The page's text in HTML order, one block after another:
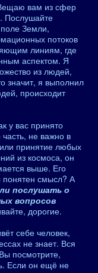
вам из сфер
Послушайте
Земли,
потоков
линиям, где
аспектом. Я
из людей,
значит, я выполнил
происходит
у вас принято
не важно в
принятие любых
из космоса, он
выше. Его
понятен смысл? А
послушать о
вопросов
дорогие.
себе человек,
не знает. Вся
посмотрите,
Если он ещё не